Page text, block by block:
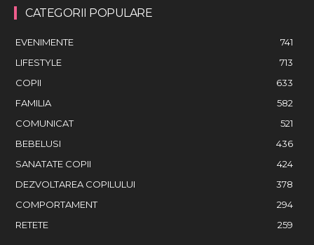
CATEGORII POPULARE
EVENIMENTE
741
LIFESTYLE
713
COPII
633
FAMILIA
582
COMUNICAT
521
BEBELUSI
436
SANATATE COPII
424
DEZVOLTAREA COPILULUI
378
COMPORTAMENT
294
RETETE
259